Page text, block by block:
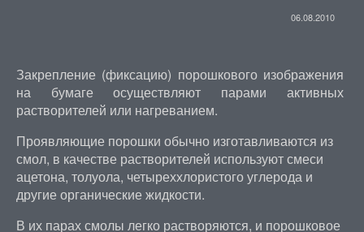
06.08.2010
Закрепление (фиксацию) порошкового изображения
на бумаге осуществляют парами активных
растворителей или нагреванием.
Проявляющие порошки обычно изготавливаются из
смол, в качестве растворителей используют смеси
ацетона, толуола, четыреххлористого углерода и
другие органические жидкости.
В их парах смолы легко растворяются, и порошковое